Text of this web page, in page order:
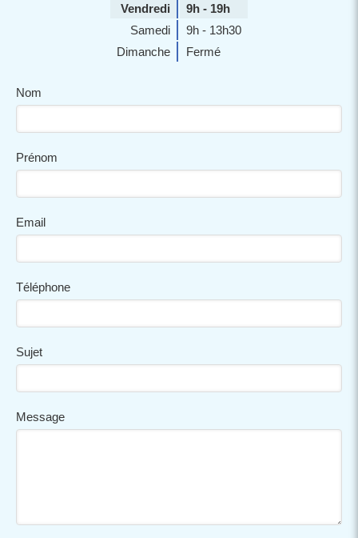
Vendredi
9h - 19h
Samedi
9h - 13h30
Dimanche
Fermé
Nom
Prénom
Email
Téléphone
Sujet
Message